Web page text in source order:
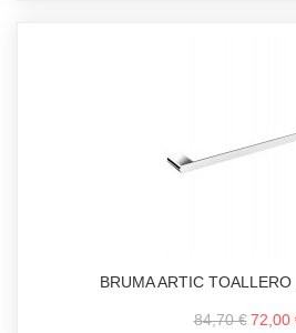
BRUMA ARTIC TOALLERO
84,70 € 72,00